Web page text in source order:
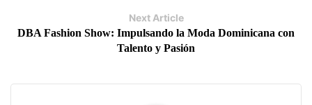
Next Article
DBA Fashion Show: Impulsando la Moda Dominicana con
Talento y Pasión